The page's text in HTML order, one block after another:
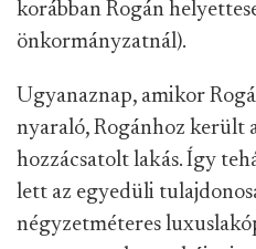
korábban Rogán
önkormányzatnál).
Ugyanaznap, amikor
nyaraló, Rogánhoz került
hozzácsatolt lakás. Így
lett az egyedüli
négyzetméteres